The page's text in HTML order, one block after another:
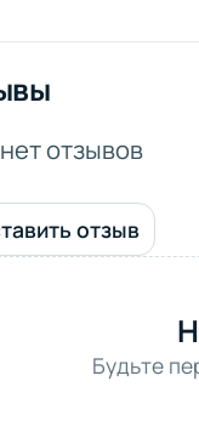
отзывов
отзыв
Будьте